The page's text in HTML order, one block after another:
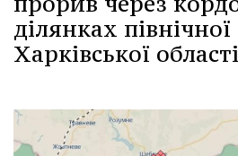
ділянках
Харківської